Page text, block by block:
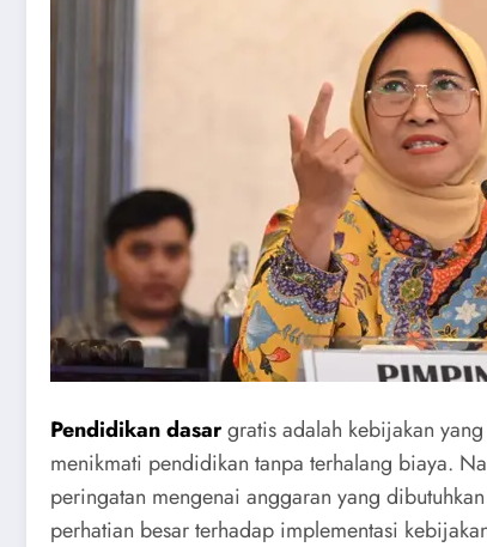
Pendidikan dasargratis adalah kebijakan
menikmati pendidikan tanpa terhalang biaya.
peringatan mengenai anggaran yang
perhatian besar terhadap implementasi